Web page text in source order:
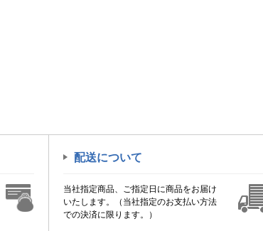
配送について
当社指定商品、ご指定日に商品をお届け
いたします。（当社指定のお支払い方法
での決済に限ります。）